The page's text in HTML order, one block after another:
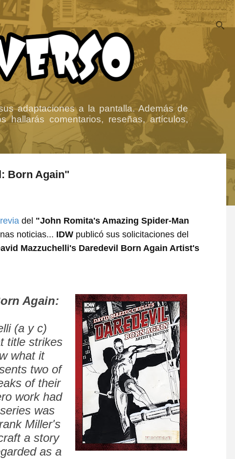
adaptaciones a la pantalla. Además de
hallarás comentarios, reseñas, artículos,
Born Again"
del "John Romita's Amazing Spider-Man
noticias... IDW publicó sus solicitaciones del
Mazzuchelli's Daredevil Born Again Artist's
Again:
(a y c)
title strikes
what it
two of
of their
work had
was
Miller's
a story
as a